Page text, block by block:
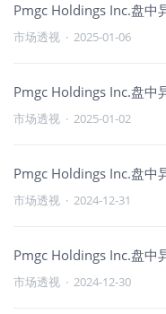
Pmgc Holdings Inc.盘中
市场透视 · 2025-01-06
Pmgc Holdings Inc.盘中
市场透视 · 2025-01-02
Pmgc Holdings Inc.盘中
市场透视 · 2024-12-31
Pmgc Holdings Inc.盘中
市场透视 · 2024-12-30